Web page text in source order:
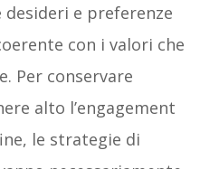
e preferenze
con i valori che
Per conservare
alto l’engagement
le strategie di